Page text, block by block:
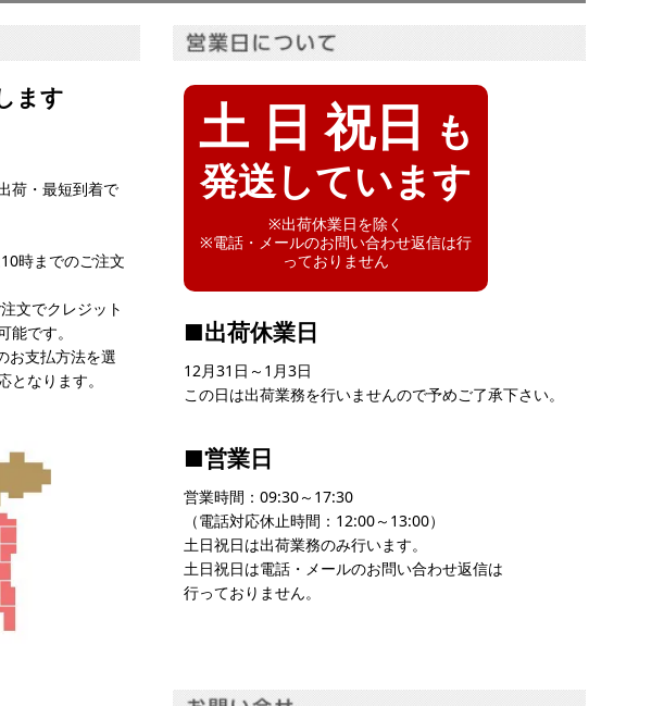
ます
荷・最短到着で
時までのご注文
文でクレジット
です。
お支払方法を選
なります。
土 日 祝日 も
発送しています
※出荷休業日を除く
※電話・メールのお問い合わせ返信は行
っておりません
■出荷休業日
12月31日～1月3日
この日は出荷業務を行いませんので予めご了承下さい。
■営業日
営業時間：09:30～17:30
（電話対応休止時間：12:00～13:00）
土日祝日は出荷業務のみ行います。
土日祝日は電話・メールのお問い合わせ返信は
行っておりません。